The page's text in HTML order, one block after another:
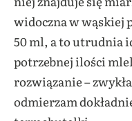
widoczna w wąskiej
50 ml, a to utrudnia
potrzebnej ilości
rozwiązanie –
odmierzam